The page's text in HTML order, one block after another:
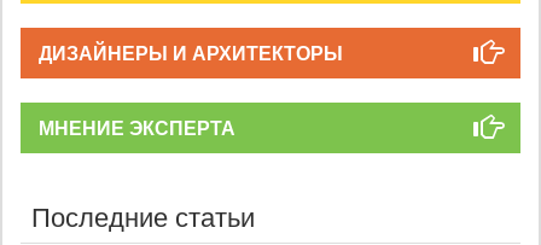
ДИЗАЙНЕРЫ И АРХИТЕКТОРЫ
МНЕНИЕ ЭКСПЕРТА
Последние статьи